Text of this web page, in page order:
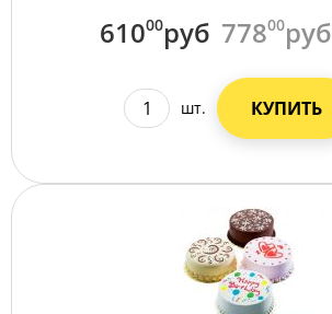
61000руб 77800руб
шт. КУПИТЬ